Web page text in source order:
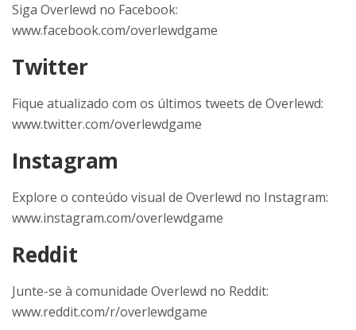
Siga Overlewd no Facebook:
www.facebook.com/overlewdgame
Twitter
Fique atualizado com os últimos tweets de Overlewd:
www.twitter.com/overlewdgame
Instagram
Explore o conteúdo visual de Overlewd no Instagram:
www.instagram.com/overlewdgame
Reddit
Junte-se à comunidade Overlewd no Reddit:
www.reddit.com/r/overlewdgame